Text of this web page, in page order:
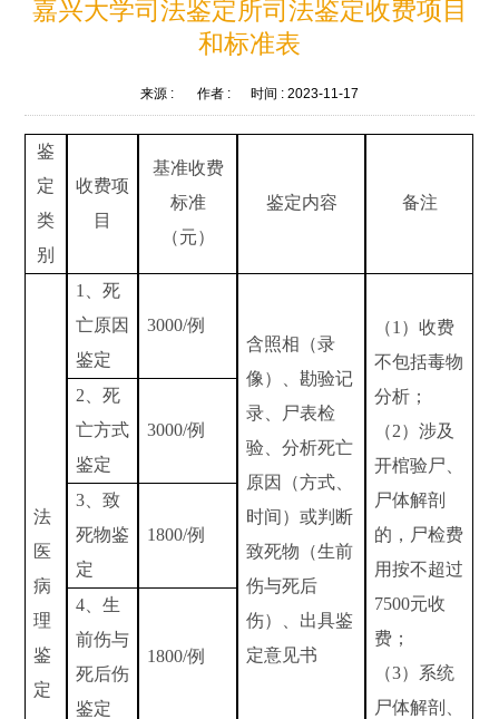
嘉兴大学司法鉴定所司法鉴定收费项目
和标准表
来源 : 作者 : 时间 : 2023-11-17
鉴
定
类
别
收费项
目
基准收费
标准
（元）
鉴定内容 备注
法
医
病
理
鉴
定
1
、死
亡原因
鉴定
3000/例
含照相（录
像）、勘验记
录、尸表检
验、分析死亡
原因（方式、
时间）或判断
致死物（生前
伤与死后
伤）、出具鉴
定意见书
（1 ）收费
不包括毒物
分析；
（2）涉及
开棺验尸、
尸体解剖
的，尸检费
用按不超过
7500元收
费；
（3）系统
尸体解剖、
2 、死
亡方式
鉴定
3000/例
3 、致
死物鉴
定
1800/例
4 、生
前伤与
死后伤
鉴定
1800/例